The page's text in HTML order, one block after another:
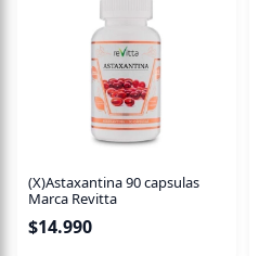
(X)Astaxantina 90 capsulas
Marca Revitta
$14.990